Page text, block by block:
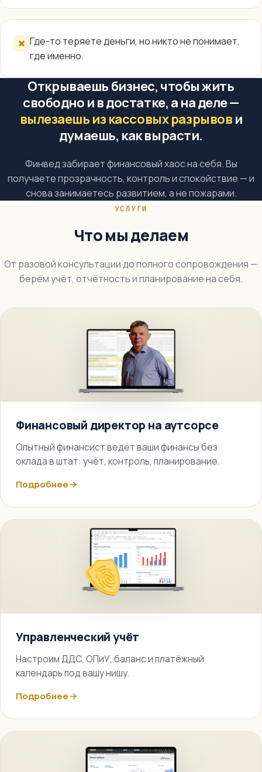
Где-то теряете деньги, но никто не понимает,
где именно.
Открываешь бизнес, чтобы жить
свободно и в достатке, а на деле —
вылезаешь из кассовых разрывов и
думаешь, как вырасти.
Финвед забирает финансовый хаос на себя. Вы
получаете прозрачность, контроль и спокойствие — и
снова занимаетесь развитием, а не пожарами.
УСЛУГИ
Что мы делаем
От разовой консультации до полного сопровождения —
берём учёт, отчётность и планирование на себя.
Финансовый директор на аутсорсе
Опытный финансист ведёт ваши финансы без
оклада в штат: учёт, контроль, планирование.
Подробнее
Управленческий учёт
Настроим ДДС, ОПиУ, баланс и платёжный
календарь под вашу нишу.
Подробнее